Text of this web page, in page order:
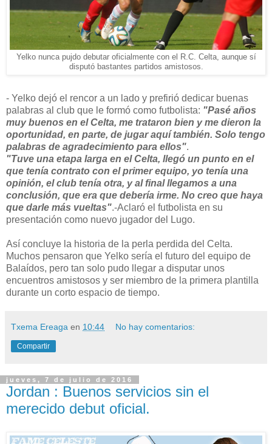
Yelko nunca pujdo debutar oficialmente con el R.C. Celta, aunque sí
disputó bastantes partidos amistosos.
- Yelko dejó el rencor a un lado y prefirió dedicar buenas
palabras al club que le formó como futbolista: "Pasé años
muy buenos en el Celta, me trataron bien y me dieron la
oportunidad, en parte, de jugar aquí también. Solo tengo
palabras de agradecimiento para ellos".
"Tuve una etapa larga en el Celta, llegó un punto en el
que tenía contrato con el primer equipo, yo tenía una
opinión, el club tenía otra, y al final llegamos a una
conclusión, que era que debería irme. No creo que haya
que darle más vueltas".-Aclaró el futbolista en su
presentación como nuevo jugador del Lugo.
Así concluye la historia de la perla perdida del Celta.
Muchos pensaron que Yelko sería el futuro del equipo de
Balaídos, pero tan solo pudo llegar a disputar unos
encuentros amistosos y ser miembro de la primera plantilla
durante un corto espacio de tiempo.
Txema Ereaga en 10:44 No hay comentarios:
Compartir
jueves, 7 de julio de 2016
Jordan : Buenos servicios sin el
merecido debut oficial.